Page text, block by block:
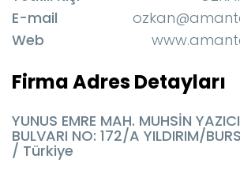
E-mail
Web
Firma Adres Detayları
YUNUS EMRE MAH. MUHSİN
BULVARI NO: 172/A YILDIRIM/
/ Türkiye